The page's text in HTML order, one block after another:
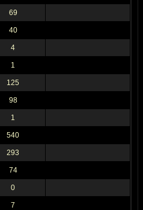
69
40
4
1
125
98
1
540
293
74
0
7